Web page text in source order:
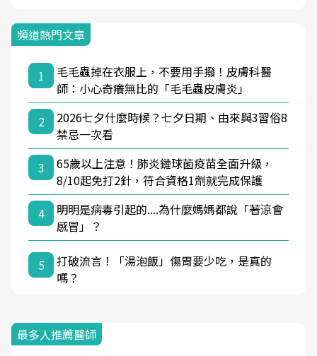
頻道熱門文章
1
毛毛蟲掉在衣服上，不要用手撥！皮膚科醫
師：小心奇癢無比的「毛毛蟲皮膚炎」
2
2026七夕什麼時候？七夕日期、由來與3習俗8
禁忌一次看
3
65歲以上注意！肺炎鏈球菌疫苗全面升級，
8/10起免打2針，符合資格1劑就完成保護
4
明明是病毒引起的....為什麼媽媽都說「著涼會
感冒」？
5
打破流言！「湯泡飯」傷胃要少吃，是真的
嗎？
最多人推薦醫師